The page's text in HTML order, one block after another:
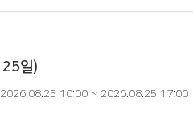
25일)
10:00 ~ 2026.08.25 17:00